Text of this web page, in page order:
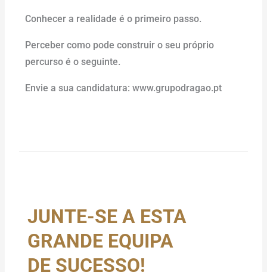
Conhecer a realidade é o primeiro passo.
Perceber como pode construir o seu próprio
percurso é o seguinte.
Envie a sua candidatura: www.grupodragao.pt
JUNTE-SE A ESTA
GRANDE EQUIPA
DE SUCESSO!